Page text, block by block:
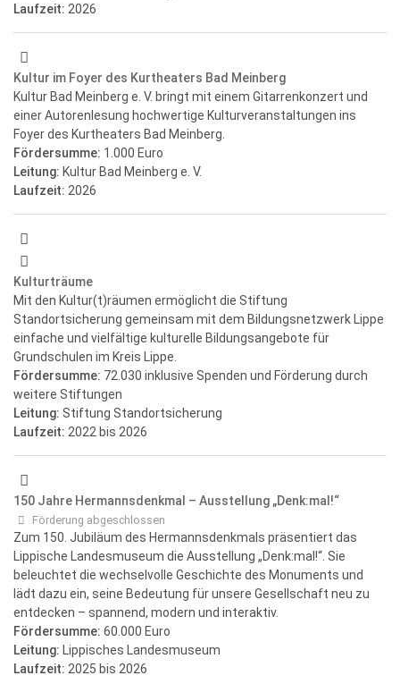
Laufzeit: 2026
Kultur im Foyer des Kurtheaters Bad Meinberg
Kultur Bad Meinberg e. V. bringt mit einem Gitarrenkonzert und
einer Autorenlesung hochwertige Kulturveranstaltungen ins
Foyer des Kurtheaters Bad Meinberg.
Fördersumme: 1.000 Euro
Leitung: Kultur Bad Meinberg e. V.
Laufzeit: 2026
Kulturträume
Mit den Kultur(t)räumen ermöglicht die Stiftung
Standortsicherung gemeinsam mit dem Bildungsnetzwerk Lippe
einfache und vielfältige kulturelle Bildungsangebote für
Grundschulen im Kreis Lippe.
Fördersumme: 72.030 inklusive Spenden und Förderung durch
weitere Stiftungen
Leitung: Stiftung Standortsicherung
Laufzeit: 2022 bis 2026
150 Jahre Hermannsdenkmal – Ausstellung „Denk:mal!“
Förderung abgeschlossen
Zum 150. Jubiläum des Hermannsdenkmals präsentiert das
Lippische Landesmuseum die Ausstellung „Denk:mal!“. Sie
beleuchtet die wechselvolle Geschichte des Monuments und
lädt dazu ein, seine Bedeutung für unsere Gesellschaft neu zu
entdecken – spannend, modern und interaktiv.
Fördersumme: 60.000 Euro
Leitung: Lippisches Landesmuseum
Laufzeit: 2025 bis 2026